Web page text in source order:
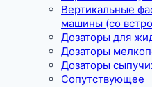
Вертикальные
машины (со
Дозаторы для
Дозаторы
Дозаторы
Сопутствующее